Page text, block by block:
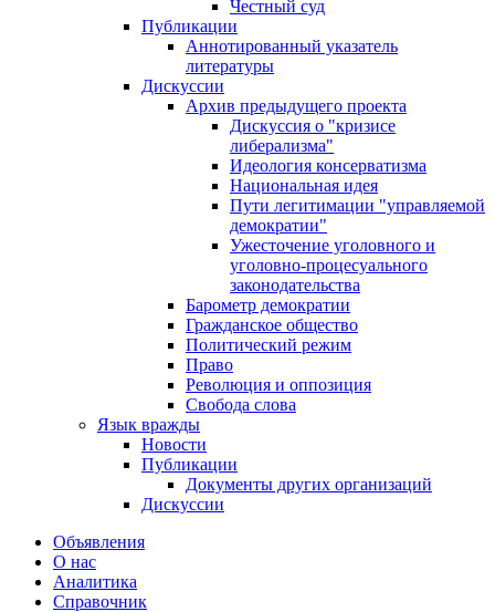
Честный суд
Публикации
Аннотированный указатель
литературы
Дискуссии
Архив предыдущего проекта
Дискуссия о "кризисе
либерализма"
Идеология консерватизма
Национальная идея
Пути легитимации "управляемой
демократии"
Ужесточение уголовного и
уголовно-процесуального
законодательства
Барометр демократии
Гражданское общество
Политический режим
Право
Революция и оппозиция
Свобода слова
Язык вражды
Новости
Публикации
Документы других организаций
Дискуссии
Объявления
О нас
Аналитика
Справочник